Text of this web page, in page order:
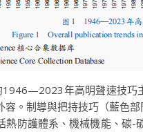
年高明聲速技巧
容。制導與把持技巧（藍色
熱防護體系、機械機能、碳-